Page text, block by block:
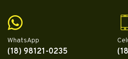
WhatsApp
(18) 98121-0235